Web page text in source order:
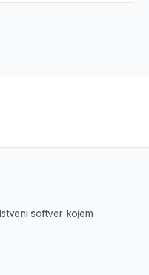
softver kojem